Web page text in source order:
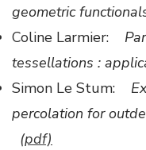
geometric
Coline Larmier:
tessellations :
Simon Le Stum:
percolation for
(pdf)